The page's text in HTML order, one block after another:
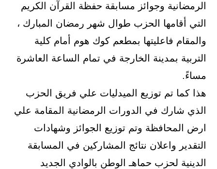
الرمضانية وجوائز مسابقة حفظة القرآن الكريم
التي أقامها الحزب طوال شهر رمضان المبارك ،
والمقام فاعليتها بمطعم كوك هوم أمام كلية
التربية بمدينة الخارجة في تمام الساعة العاشرة
مساءً.
هذا كما تم توزيع الميدليات علي فريق الحزب
الذي شارك في الدورات الرمضانية المقامة علي
ارض المحافظة وتم توزيع الجوائز وشهادات
التقدير واعلان نتائج المشاركين في المسابقة
الدينية لحزب حماهـ الوطن بالوادي الجديد